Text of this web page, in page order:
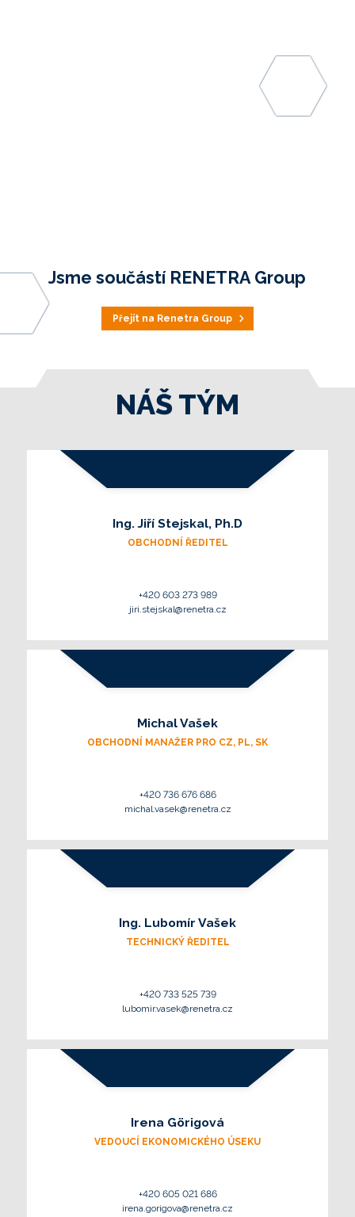
Jsme součástí RENETRA Group
Přejít na Renetra Group
NÁŠ TÝM
Ing. Jiří Stejskal, Ph.D
OBCHODNÍ ŘEDITEL
+420 603 273 989
jiri.stejskal@renetra.cz
Michal Vašek
OBCHODNÍ MANAŽER PRO CZ, PL, SK
+420 736 676 686
michal.vasek@renetra.cz
Ing. Lubomír Vašek
TECHNICKÝ ŘEDITEL
+420 733 525 739
lubomir.vasek@renetra.cz
Irena Görigová
VEDOUCÍ EKONOMICKÉHO ÚSEKU
+420 605 021 686
irena.gorigova@renetra.cz